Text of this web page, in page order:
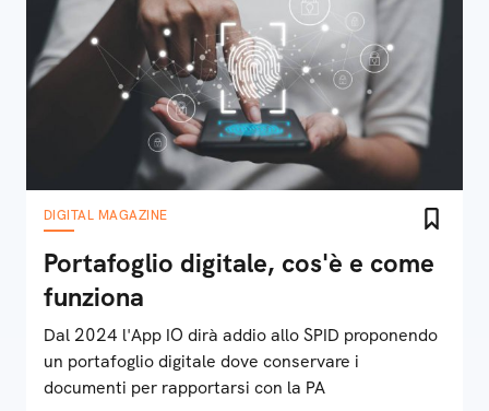
DIGITAL MAGAZINE
Portafoglio digitale, cos'è e come
funziona
Dal 2024 l'App IO dirà addio allo SPID proponendo
un portafoglio digitale dove conservare i
documenti per rapportarsi con la PA